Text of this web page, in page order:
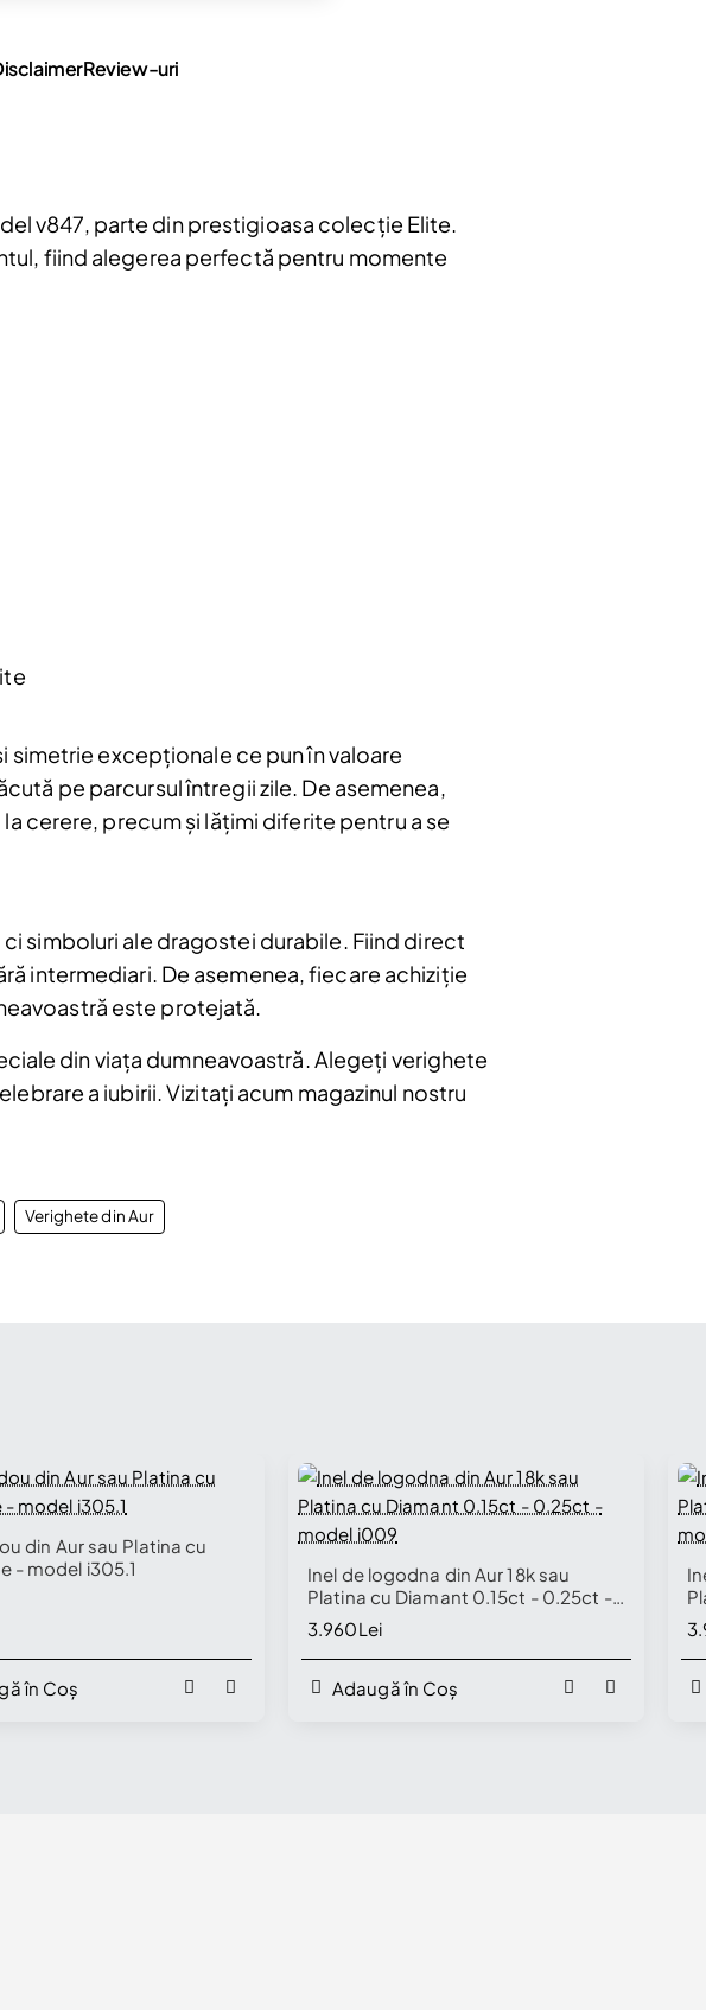
Review-uri
v847, parte din prestigioasa colecție Elite.
fiind alegerea perfectă pentru momente
simetrie excepționale ce pun în valoare
pe parcursul întregii zile. De asemenea,
cerere, precum și lățimi diferite pentru a se
simboluri ale dragostei durabile. Fiind direct
intermediari. De asemenea, fiecare achiziție
este protejată.
din viața dumneavoastră. Alegeți verighete
a iubirii. Vizitați acum magazinul nostru
Verighete din Aur
🔥 Selling fast
din Aur sau Platina cu
- model i305.1
în Coș
🔥 Selling fast
Inel de logodna din Aur 18k sau
Platina cu Diamant 0.15ct - 0.25ct -
model i009
3.960Lei
Adaugă în Coș